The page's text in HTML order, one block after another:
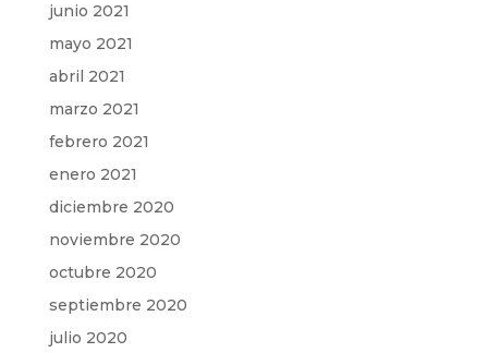
junio 2021
mayo 2021
abril 2021
marzo 2021
febrero 2021
enero 2021
diciembre 2020
noviembre 2020
octubre 2020
septiembre 2020
julio 2020